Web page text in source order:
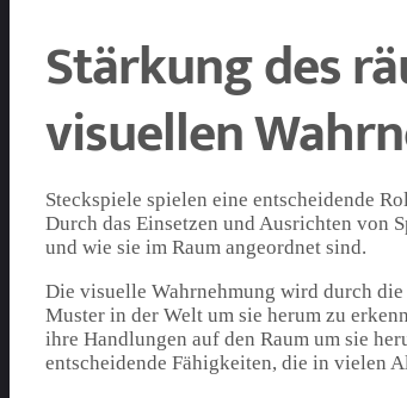
Stärkung des
visuellen
Steckspiele spielen eine entscheidende
Durch das Einsetzen und Ausrichten von
und wie sie im Raum angeordnet sind.
Die visuelle Wahrnehmung wird durch
Muster in der Welt um sie herum zu
ihre Handlungen auf den Raum um sie
entscheidende Fähigkeiten, die in vielen